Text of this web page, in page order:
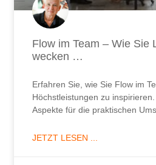
Flow im Team – Wie Sie
wecken …
Erfahren Sie, wie Sie Flow im
Höchstleistungen zu
Aspekte für die praktischen
JETZT LESEN ...